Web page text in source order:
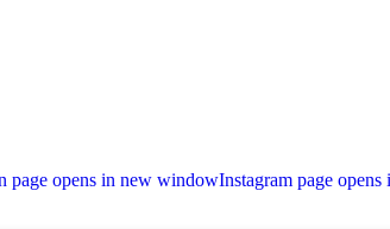
page opens in new windowInstagram page